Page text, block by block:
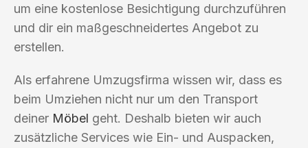
um eine kostenlose Besichtigung durchzuführen
und dir ein maßgeschneidertes Angebot zu
erstellen.
Als erfahrene Umzugsfirma wissen wir, dass es
beim Umziehen nicht nur um den Transport
deiner Möbel geht. Deshalb bieten wir auch
zusätzliche Services wie Ein- und Auspacken,